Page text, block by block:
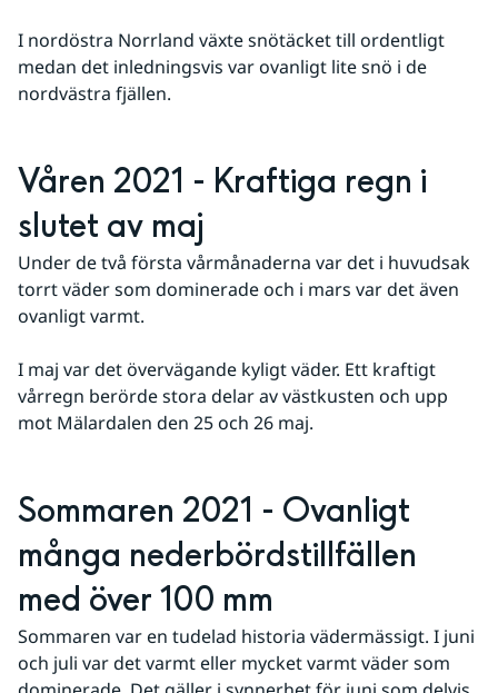
I nordöstra Norrland växte snötäcket till ordentligt
medan det inledningsvis var ovanligt lite snö i de
nordvästra fjällen.
Våren 2021 - Kraftiga regn i
slutet av maj
Under de två första vårmånaderna var det i huvudsak
torrt väder som dominerade och i mars var det även
ovanligt varmt.
I maj var det övervägande kyligt väder. Ett kraftigt
vårregn berörde stora delar av västkusten och upp
mot Mälardalen den 25 och 26 maj.
Sommaren 2021 - Ovanligt
många nederbördstillfällen
med över 100 mm
Sommaren var en tudelad historia vädermässigt. I juni
och juli var det varmt eller mycket varmt väder som